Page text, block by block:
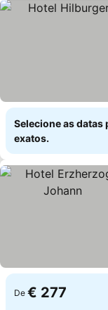
Selecione as datas
exatos.
De € 277